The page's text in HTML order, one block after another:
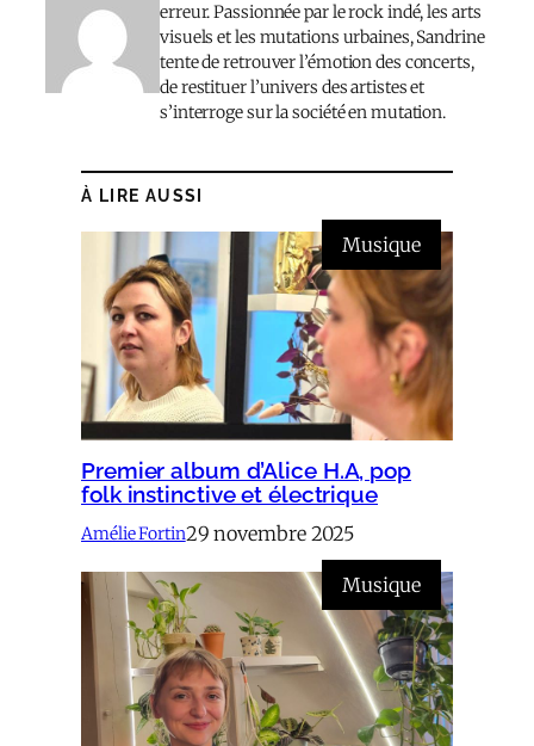
erreur. Passionnée par le rock indé, les arts
visuels et les mutations urbaines, Sandrine
tente de retrouver l’émotion des concerts,
de restituer l’univers des artistes et
s’interroge sur la société en mutation.
À LIRE AUSSI
Musique
Premier album d’Alice H.A, pop
folk instinctive et électrique
Amélie Fortin29 novembre 2025
Musique